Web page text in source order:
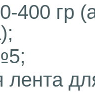
400 гр
лента